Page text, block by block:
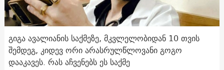
გიგა ავალიანის საქმეზე, მკვლელობიდან 10 თვის
შემდეგ, კიდევ ორი არასრულწლოვანი გოგო
დააკავეს. რას აჩვენებს ეს საქმე